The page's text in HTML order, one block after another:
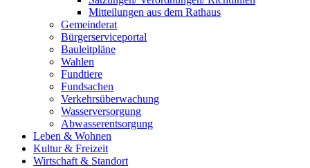
Mitteilungen aus dem Rathaus
Gemeinderat
Bürgerserviceportal
Bauleitpläne
Wahlen
Fundtiere
Fundsachen
Verkehrsüberwachung
Wasserversorgung
Abwasserentsorgung
Leben & Wohnen
Kultur & Freizeit
Wirtschaft & Standort